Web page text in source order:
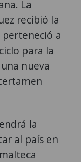
La
recibió la
a
para la
nueva
la
al país en